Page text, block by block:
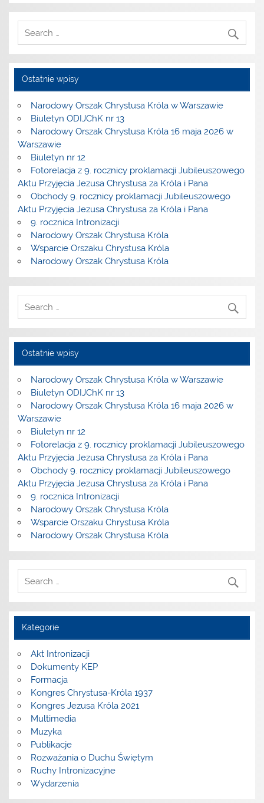
Ostatnie wpisy
Narodowy Orszak Chrystusa Króla w Warszawie
Biuletyn ODIJChK nr 13
Narodowy Orszak Chrystusa Króla 16 maja 2026 w
Warszawie
Biuletyn nr 12
Fotorelacja z 9. rocznicy proklamacji Jubileuszowego
Aktu Przyjęcia Jezusa Chrystusa za Króla i Pana
Obchody 9. rocznicy proklamacji Jubileuszowego
Aktu Przyjęcia Jezusa Chrystusa za Króla i Pana
9. rocznica Intronizacji
Narodowy Orszak Chrystusa Króla
Wsparcie Orszaku Chrystusa Króla
Narodowy Orszak Chrystusa Króla
Ostatnie wpisy
Narodowy Orszak Chrystusa Króla w Warszawie
Biuletyn ODIJChK nr 13
Narodowy Orszak Chrystusa Króla 16 maja 2026 w
Warszawie
Biuletyn nr 12
Fotorelacja z 9. rocznicy proklamacji Jubileuszowego
Aktu Przyjęcia Jezusa Chrystusa za Króla i Pana
Obchody 9. rocznicy proklamacji Jubileuszowego
Aktu Przyjęcia Jezusa Chrystusa za Króla i Pana
9. rocznica Intronizacji
Narodowy Orszak Chrystusa Króla
Wsparcie Orszaku Chrystusa Króla
Narodowy Orszak Chrystusa Króla
Kategorie
Akt Intronizacji
Dokumenty KEP
Formacja
Kongres Chrystusa-Króla 1937
Kongres Jezusa Króla 2021
Multimedia
Muzyka
Publikacje
Rozważania o Duchu Świętym
Ruchy Intronizacyjne
Wydarzenia